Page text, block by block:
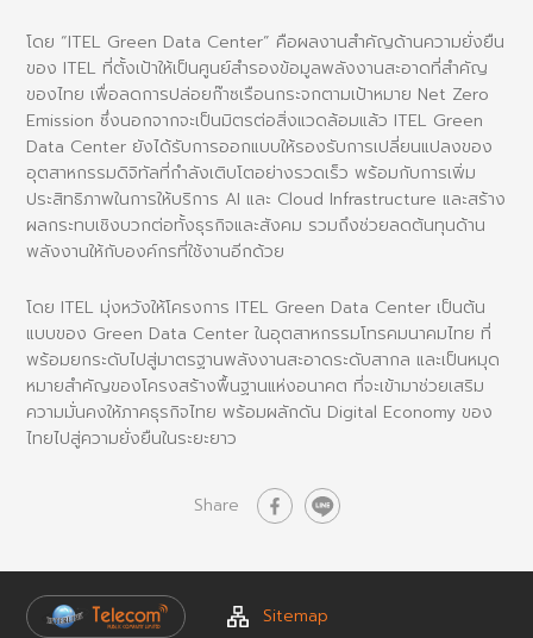
โดย “ITEL Green Data Center” คือผลงานสำคัญด้านความยั่งยืน
ของ ITEL ที่ตั้งเป้าให้เป็นศูนย์สำรองข้อมูลพลังงานสะอาดที่สำคัญ
ของไทย เพื่อลดการปล่อยก๊าซเรือนกระจกตามเป้าหมาย Net Zero
Emission ซึ่งนอกจากจะเป็นมิตรต่อสิ่งแวดล้อมแล้ว ITEL Green
Data Center ยังได้รับการออกแบบให้รองรับการเปลี่ยนแปลงของ
อุตสาหกรรมดิจิทัลที่กำลังเติบโตอย่างรวดเร็ว พร้อมกับการเพิ่ม
ประสิทธิภาพในการให้บริการ AI และ Cloud Infrastructure และสร้าง
ผลกระทบเชิงบวกต่อทั้งธุรกิจและสังคม รวมถึงช่วยลดต้นทุนด้าน
พลังงานให้กับองค์กรที่ใช้งานอีกด้วย
โดย ITEL มุ่งหวังให้โครงการ ITEL Green Data Center เป็นต้น
แบบของ Green Data Center ในอุตสาหกรรมโทรคมนาคมไทย ที่
พร้อมยกระดับไปสู่มาตรฐานพลังงานสะอาดระดับสากล และเป็นหมุด
หมายสำคัญของโครงสร้างพื้นฐานแห่งอนาคต ที่จะเข้ามาช่วยเสริม
ความมั่นคงให้ภาคธุรกิจไทย พร้อมผลักดัน Digital Economy ของ
ไทยไปสู่ความยั่งยืนในระยะยาว
Share
Sitemap